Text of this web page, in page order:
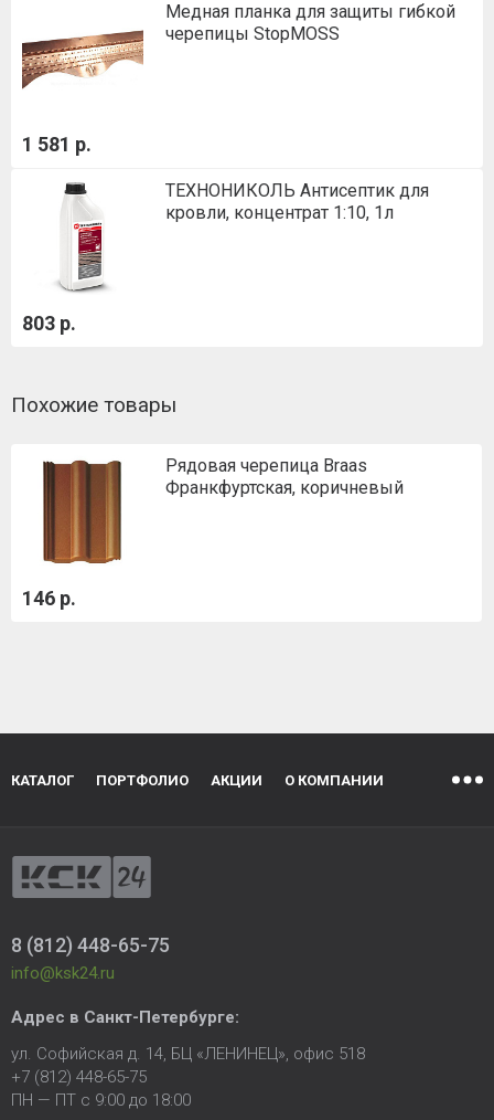
Медная планка для защиты гибкой
черепицы StopMOSS
1 581 р.
ТЕХНОНИКОЛЬ Антисептик для
кровли, концентрат 1:10, 1л
803 р.
Похожие товары
Рядовая черепица Braas
Франкфуртская, коричневый
146 р.
КАТАЛОГ ПОРТФОЛИО АКЦИИ О КОМПАНИИ
8 (812) 448-65-75
info@ksk24.ru
Адрес в Санкт-Петербурге:
ул. Софийская д. 14, БЦ «ЛЕНИНЕЦ», офис 518
+7 (812) 448-65-75
ПН — ПТ с 9:00 до 18:00